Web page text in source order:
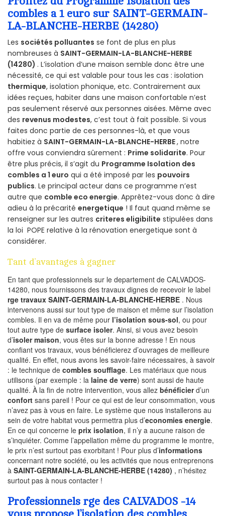
combles a 1 euro sur SAINT-GERMAIN-
LA-BLANCHE-HERBE (14280)
Les sociétés polluantes se font de plus en plus
nombreuses à SAINT-GERMAIN-LA-BLANCHE-HERBE
(14280) . L’isolation d’une maison semble donc être une
nécessité, ce qui est valable pour tous les cas : isolation
thermique, isolation phonique, etc. Contrairement aux
idées reçues, habiter dans une maison confortable n’est
pas seulement réservé aux personnes aisées. Même avec
des revenus modestes, c’est tout à fait possible. Si vous
faites donc partie de ces personnes-là, et que vous
habitiez à SAINT-GERMAIN-LA-BLANCHE-HERBE, notre
offre vous conviendra sûrement : Prime solidarite. Pour
être plus précis, il s’agit du Programme Isolation des
combles a 1 euro qui a été imposé par les pouvoirs
publics. Le principal acteur dans ce programme n’est
autre que comble eco energie. Apprêtez-vous donc à dire
adieu à la précarité energetique ! Il faut quand même se
renseigner sur les autres criteres eligibilite stipulées dans
la loi POPE relative à la rénovation energetique sont à
considérer.
Tant d’avantages à gagner
En tant que professionnels sur le departement de CALVADOS-
14280, nous fournissons des travaux dignes de recevoir le label
rge travaux SAINT-GERMAIN-LA-BLANCHE-HERBE . Nous
intervenons aussi sur tout type de maison et même sur l’isolation
combles. Il en va de même pour l’isolation sous-sol, ou pour
tout autre type de surface isoler. Ainsi, si vous avez besoin
d’isoler maison, vous êtes sur la bonne adresse ! En nous
confiant vos travaux, vous bénéficierez d’ouvrages de meilleure
qualité. En effet, nous avons les savoir-faire nécessaires, à savoir
: le technique de combles soufflage. Les matériaux que nous
utilisons (par exemple : la laine de verre) sont aussi de haute
qualité. À la fin de notre intervention, vous allez bénéficierd’un
confort sans pareil ! Pour ce qui est de leur consommation, vous
n’avez pas à vous en faire. Le système que nous installerons au
sein de votre habitat vous permettra plus d’economies energie.
En ce qui concerne le prix isolation, il n’y a aucune raison de
s’inquiéter. Comme l’appellation même du programme le montre,
le prix n’est surtout pas exorbitant ! Pour plus d’informations
concernant notre société, ou les activités que nous entreprenons
à SAINT-GERMAIN-LA-BLANCHE-HERBE (14280) , n’hésitez
surtout pas à nous contacter !
Professionnels rge des CALVADOS -14